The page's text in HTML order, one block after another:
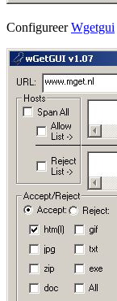
ConfigureerWgetgui